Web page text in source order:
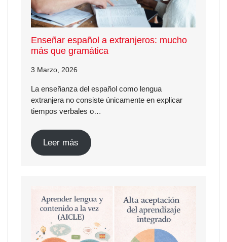
Enseñar español a extranjeros: mucho
más que gramática
3 Marzo, 2026
La enseñanza del español como lengua
extranjera no consiste únicamente en explicar
tiempos verbales o…
Leer más